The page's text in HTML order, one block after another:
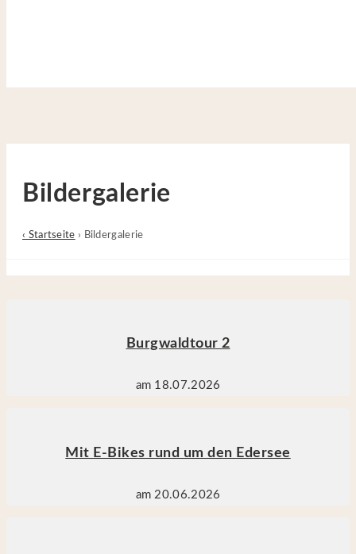
Bildergalerie
‹ Startseite › Bildergalerie
Burgwaldtour 2
am 18.07.2026
Mit E-Bikes rund um den Edersee
am 20.06.2026